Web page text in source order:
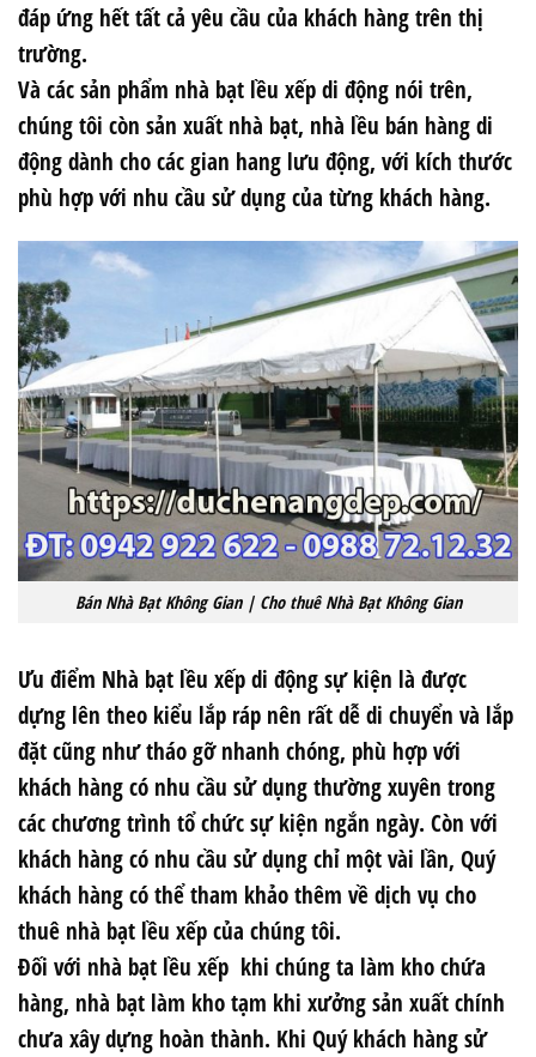
đáp ứng hết tất cả yêu cầu của khách hàng trên thị
trường.
Và các sản phẩm nhà bạt lều xếp di động nói trên,
chúng tôi còn sản xuất nhà bạt, nhà lều bán hàng di
động dành cho các gian hang lưu động, với kích thước
phù hợp với nhu cầu sử dụng của từng khách hàng.
Bán Nhà Bạt Không Gian | Cho thuê Nhà Bạt Không Gian
Ưu điểm Nhà bạt lều xếp di độngsự kiện là được
dựng lên theo kiểu lắp ráp nên rất dễ di chuyển và lắp
đặt cũng như tháo gỡ nhanh chóng, phù hợp với
khách hàng có nhu cầu sử dụng thường xuyên trong
các chương trình tổ chức sự kiện ngắn ngày. Còn với
khách hàng có nhu cầu sử dụng chỉ một vài lần, Quý
khách hàng có thể tham khảo thêm về dịch vụ cho
thuê nhà bạt lều xếp của chúng tôi.
Đối với nhà bạt lều xếp khi chúng ta làm kho chứa
hàng, nhà bạt làm kho tạm khi xưởng sản xuất chính
chưa xây dựng hoàn thành. Khi Quý khách hàng sử